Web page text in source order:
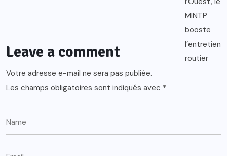
Leave a comment
Votre adresse e-mail ne sera pas publiée.
Les champs obligatoires sont indiqués avec *